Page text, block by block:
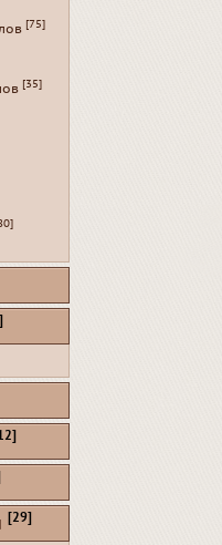
[75]
[35]
[29]